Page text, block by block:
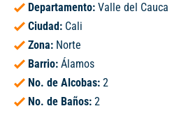
Departamento: Valle del Cauca
Ciudad: Cali
Zona: Norte
Barrio: Álamos
No. de Alcobas: 2
No. de Baños: 2